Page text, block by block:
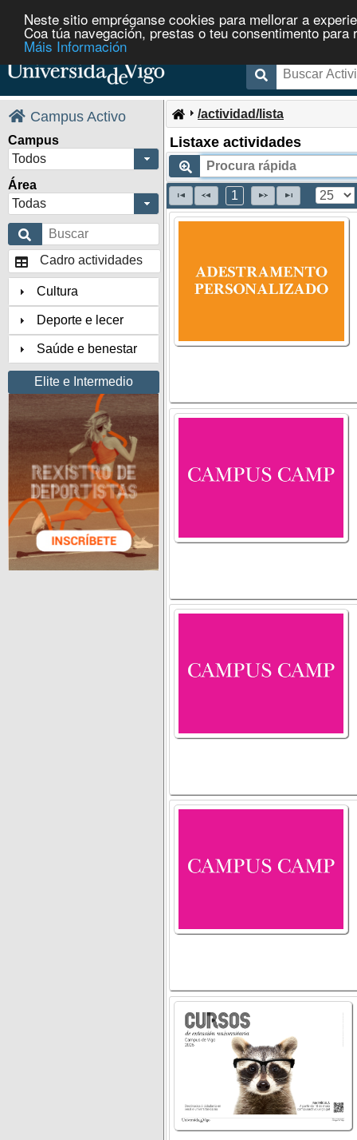
Neste sitio empréganse cookies para mellorar a
Coa túa navegación, prestas o teu consentimento
Máis Información
/actividad/lista
Listaxe actividades
1
Campus Activo
Campus
Todos
Área
Todas
Cadro actividades
Cultura
Deporte e lecer
Saúde e benestar
Elite e Intermedio